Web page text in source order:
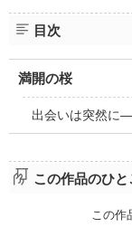
目次
満開の桜
出会いは突然
この作品のひと
この作